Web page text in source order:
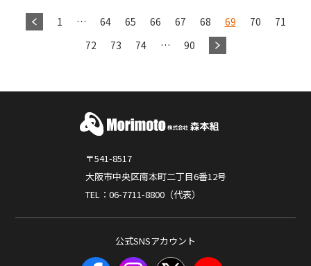
1 … 64 65 66 67 68 69 70
71
72
73 74 … 90
〒541-8517
大阪市中央区南本町二丁目6番12号
TEL：06-7711-8800（代表）
公式SNSアカウント